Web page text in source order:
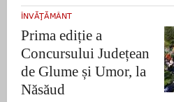
ÎNVĂŢĂMÂNT
Prima ediție a
Concursului Județean
de Glume și Umor, la
Năsăud